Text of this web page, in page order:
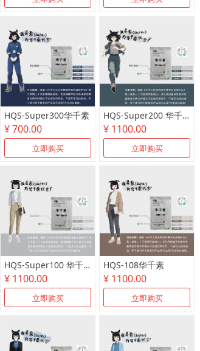
HQS-Super300华千素
¥ 700.00
立即购买
HQS-Super200 华千素
¥ 1100.00
立即购买
HQS-Super100 华千素
¥ 1100.00
立即购买
HQS-108华千素
¥ 1100.00
立即购买